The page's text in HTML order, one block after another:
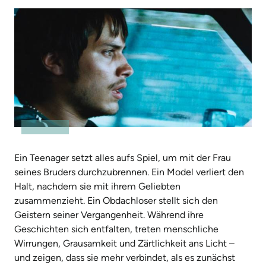
Ein Teenager setzt alles aufs Spiel, um mit der Frau
seines Bruders durchzubrennen. Ein Model verliert den
Halt, nachdem sie mit ihrem Geliebten
zusammenzieht. Ein Obdachloser stellt sich den
Geistern seiner Vergangenheit. Während ihre
Geschichten sich entfalten, treten menschliche
Wirrungen, Grausamkeit und Zärtlichkeit ans Licht –
und zeigen, dass sie mehr verbindet, als es zunächst